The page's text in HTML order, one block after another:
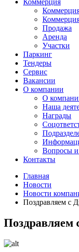
Коммерция
Продажа
Аренда
Участки
Паркинг
Тендеры
Сервис
Вакансии
О компании
О
Наша
Награды
Вопросы и
Контакты
Главная
Новости
Новости
Поздравляем с
Поздравляем